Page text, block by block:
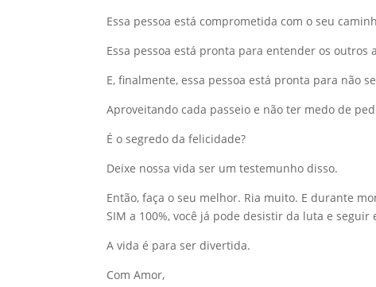
Essa pessoa está comprometida com o seu
Essa pessoa está pronta para entender os
E, finalmente, essa pessoa está pronta para não
Aproveitando cada passeio e não ter medo de
É o segredo da felicidade?
Deixe nossa vida ser um testemunho disso.
Então, faça o seu melhor. Ria muito. E durante
SIM a 100%, você já pode desistir da luta e seguir
A vida é para ser divertida.
Com Amor,